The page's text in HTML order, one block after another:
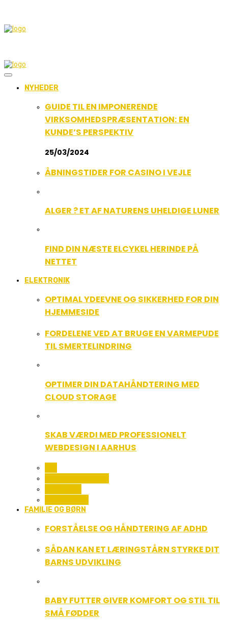
NYHEDER
GUIDE TIL EN IMPONERENDE
VIRKSOMHEDSPRÆSENTATION: EN
KUNDE’S PERSPEKTIV
25/03/2024
ÅBNINGSTIDER FOR CASINO I VEJLE
ALGER ? ET AF NATURENS UHELDIGE LUNER
FIND DIN NÆSTE ELCYKEL HERINDE PÅ
NETTET
ELEKTRONIK
OPTIMAL YDEEVNE OG SIKKERHED FOR DIN
HJEMMESIDE
FORDELENE VED AT BRUGE EN VARMEPUDE
TIL SMERTELINDRING
OPTIMER DIN DATAHÅNDTERING MED
CLOUD STORAGE
SKAB VÆRDI MED PROFESSIONELT
WEBDESIGN I AARHUS
FAMILIE OG BØRN
FORSTÅELSE OG HÅNDTERING AF ADHD
SÅDAN KAN ET LÆRINGSTÅRN STYRKE DIT
BARNS UDVIKLING
BABY FUTTER GIVER KOMFORT OG STIL TIL
SMÅ FØDDER